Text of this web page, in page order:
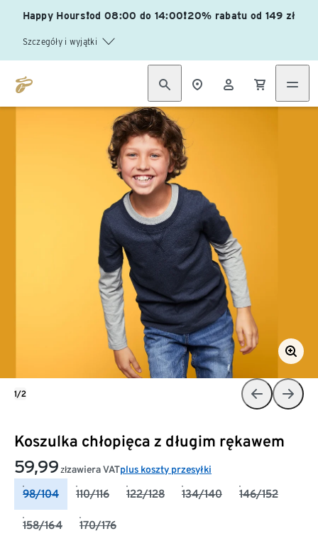
Happy Hours❗od 08:00 do 14:00❗20% rabatu od 149 zł
Szczegóły i wyjątki
Koszulka chłopięca z długim rękawem
59,99 złzawiera VATplus koszty przesyłki
98/104 110/116 122/128 134/140 146/152
158/164 170/176
1/2